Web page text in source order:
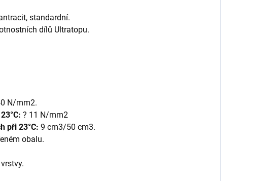
standardní.
dílů Ultratopu.
N/mm2.
? 11 N/mm2
při 23°C: 9 cm3/50 cm3.
obalu.